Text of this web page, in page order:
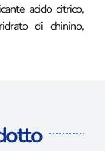
acido citrico,
di chinino,